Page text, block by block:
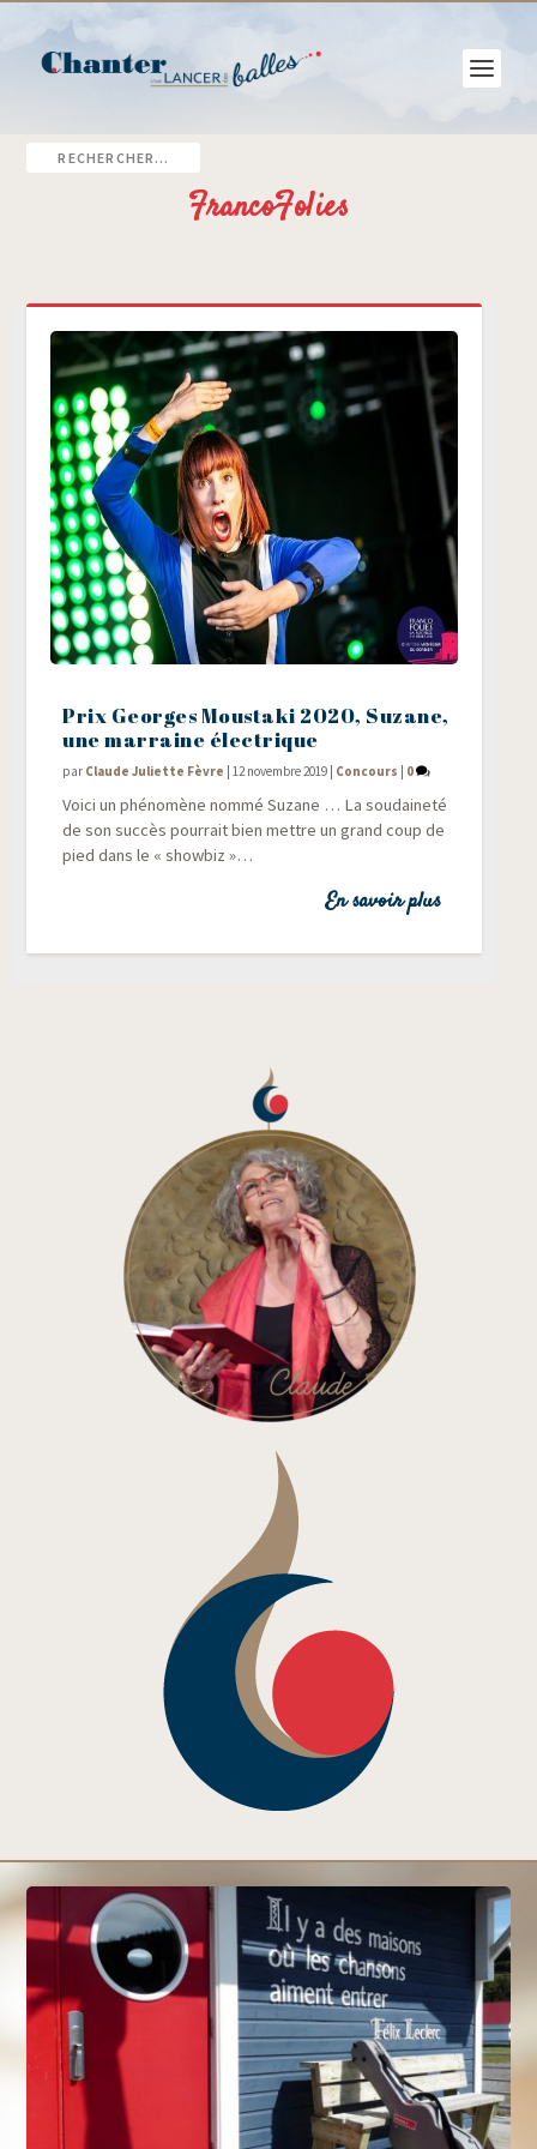
FrancoFolies
Prix Georges Moustaki 2020, Suzane,
une marraine électrique
par Claude Juliette Fèvre | 12 novembre 2019 | Concours | 0
Voi­ci un phé­no­mène nom­mé Suzane … La sou­dai­ne­té
de son suc­cès pour­rait bien mettre un grand coup de
pied dans le « showbiz »…
En savoir plus